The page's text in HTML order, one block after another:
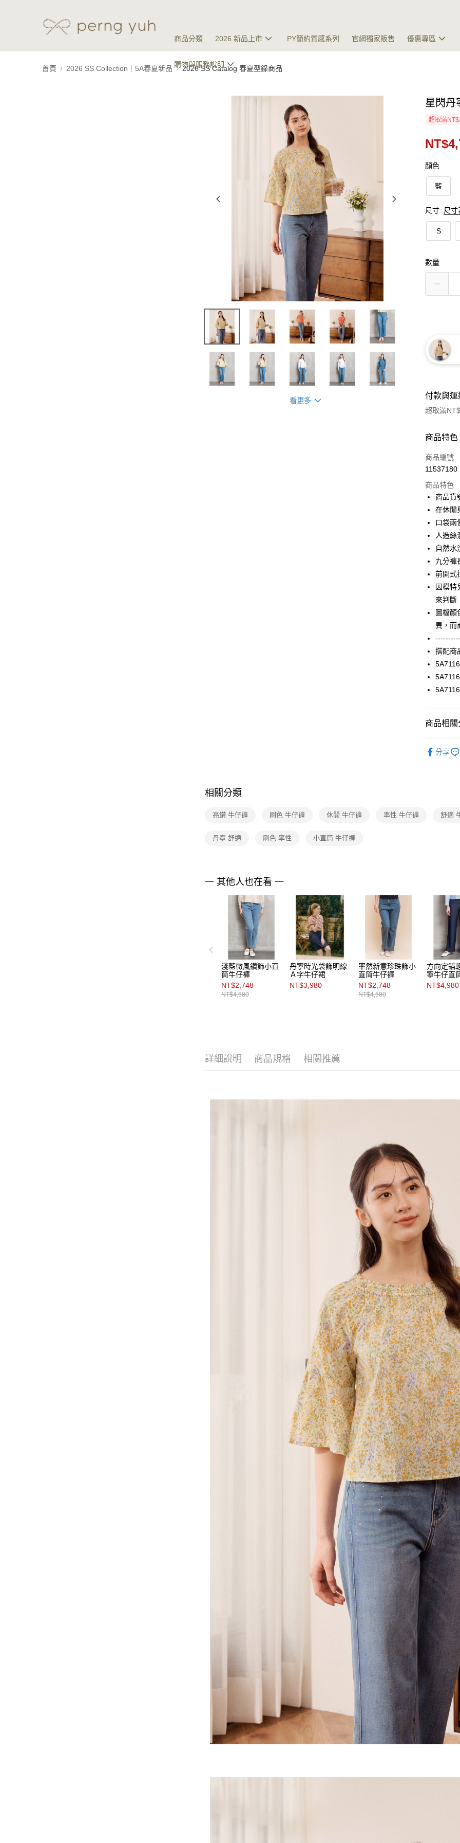
商品分類 2026 新品上市 PY簡約質感系列 官網獨家販售 優惠專區
購物與服務說明
首頁 2026 SS Collection｜5A春夏新品 2026 SS Catalog 春夏型錄商品
看更多
星閃丹
超取滿
顏色
藍
尺寸 尺寸
S
數量
付款與
超取滿
付款方式
信用卡一
3 期
合作金
華南商
國泰世
臺灣中
匯豐（
聯邦商
元大商
台新國
台灣樂
LINE Pay
街口支付
相關說明
【關於「
AFTEE
便利好安
１．簡單
２．便利
３．安心
【「
１．於結
付」結帳
３．收到
絡購買商
先享後付
是否繳費
付客戶支
２．關於
形，恩沛
ATM付款
運送方式
付款後全
每筆
每筆
離島宅配
商品特色
商品編號
11537180
商品特色
商品貨
在休閒
口袋兩
人造絲
自然水
九分褲
前開式
因模特
來判斷
圖檔顏
異，而
搭配商
商品相關
品 分享
相關分類
亮鑽 牛仔褲 刷色 牛仔褲 休閒 牛仔褲 率性 牛仔褲 舒適
丹寧 舒適 刷色 率性 小直筒 牛仔褲
一 其他人也在看 一
淺藍微風鑽飾小直
筒牛仔褲
NT$2,748
NT$4,580
丹寧時光袋飾明線
Ａ字牛仔裙
NT$3,980
率然新意珍珠飾小
直筒牛仔褲
NT$2,748
NT$4,580
方向定錨
寧牛仔直
NT$4,980
詳細說明 商品規格 相關推薦